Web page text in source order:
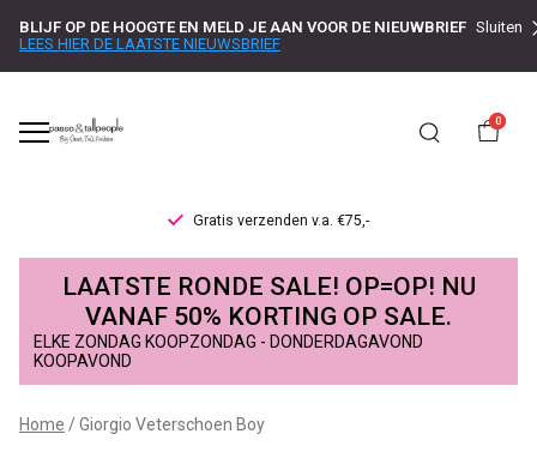
BLIJF OP DE HOOGTE EN MELD JE AAN VOOR DE NIEUWBRIEF
LEES HIER DE LAATSTE NIEUWSBRIEF
Sluiten
0
Gratis verzenden v.a. €75,-
Giorgio
Veterschoen
Boy
LAATSTE RONDE SALE! OP=OP! NU
VANAF 50% KORTING OP SALE.
ELKE ZONDAG KOOPZONDAG - DONDERDAGAVOND
KOOPAVOND
Home Giorgio Veterschoen Boy